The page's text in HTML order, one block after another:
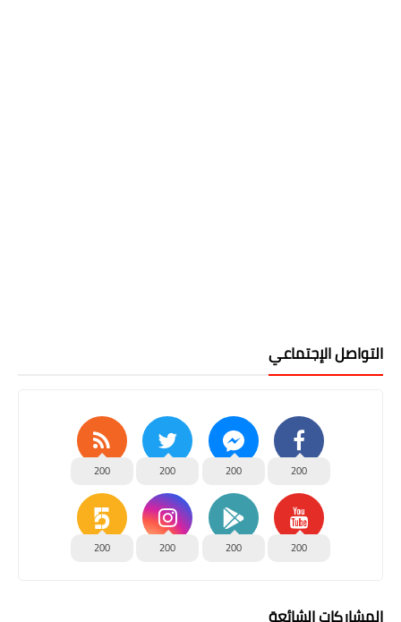
التواصل الإجتماعي
200
200
200
200
200
200
200
200